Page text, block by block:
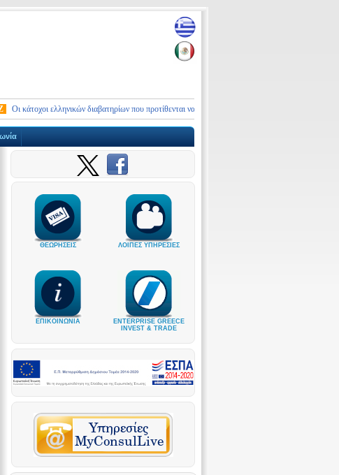
ελληνικών διαβατηρίων που προτίθενται να επισκεφθούν το Μπελιζ, πριν προβούν σε
ΘΕΩΡΗΣΕΙΣ ΛΟΙΠΕΣ ΥΠΗΡΕΣΙΕΣ
ΕΠΙΚΟΙΝΩΝΙΑ
ENTERPRISE GREECE
INVEST & TRADE